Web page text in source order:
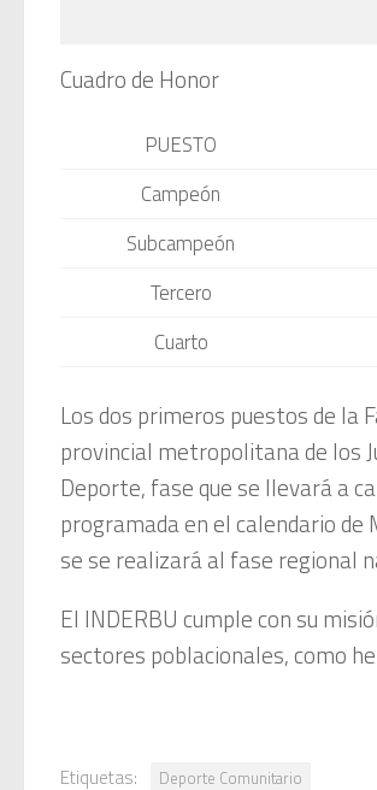
Cuadro de Honor
PUESTO
Campeón
Subcampeón
Tercero
Cuarto
Los dos primeros puestos de la
provincial metropolitana de los
Deporte, fase que se llevará a
programada en el calendario
se se realizará al fase regional
El INDERBU cumple con su
sectores poblacionales, como
Etiquetas: Deporte Comunitario